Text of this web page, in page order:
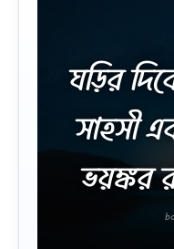
ঘড়ির
সাহসী
ভয়ঙ্কর